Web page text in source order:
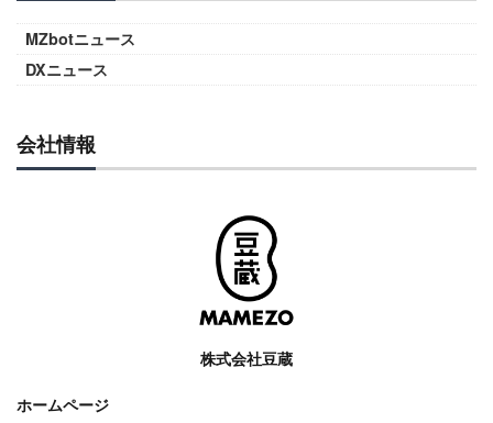
MZbotニュース
DXニュース
会社情報
株式会社豆蔵
ホームページ